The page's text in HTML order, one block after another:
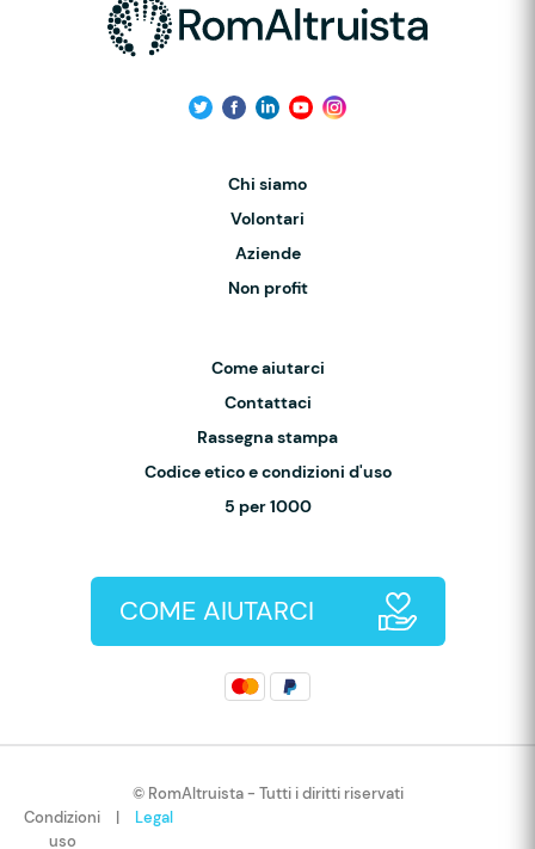
Chi siamo
Volontari
Aziende
Non profit
Come aiutarci
Contattaci
Rassegna stampa
Codice etico e condizioni d'uso
5 per 1000
COME AIUTARCI
© RomAltruista - Tutti i diritti riservati
Condizioni
uso
| Legal